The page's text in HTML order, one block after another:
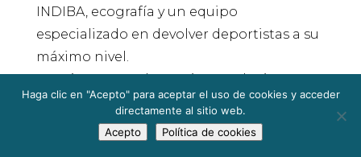
INDIBA, ecografía y un equipo
especializado en devolver deportistas a su
máximo nivel.
Haga clic en "Acepto" para aceptar el uso de cookies y acceder
directamente al sitio web.
Acepto
Política de cookies
¡Consigue ahora mismo tu cita!